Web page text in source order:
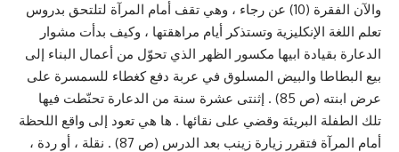
والآن الفقرة (10) عن رجاء ، وهي تقف أمام المرآة لتلتحق بدروس
تعلم اللغة الإنكليزية وتستذكر أيام مراهقتها ، وكيف بدأت مشوار
الدعارة بقيادة ابيها مكسور الظهر الذي تحوّل من أعمال البناء إلى
بيع البطاطا والبيض المسلوق في عربة دفع كغطاء للسمسرة على
عرض ابنته (ص 85) . إثنتى عشرة سنة من الدعارة تحنّطت فيها
تلك الطفلة البريئة وقضي على نقائها . ها هي تعود إلى واقع اللحظة
أمام المرآة فتقرر زيارة زينب بعد الدرس (ص 87) . نقلة ، أو ردة ،